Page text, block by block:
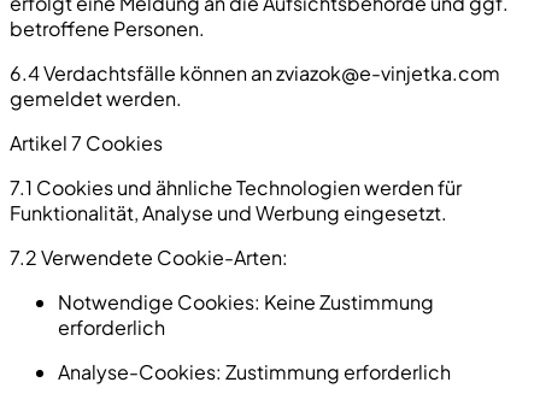
betroffene Personen.
6.4 Verdachtsfälle können anzviazok@e-vinjetka.com
gemeldet werden.
Artikel 7 Cookies
7.1 Cookies und ähnliche Technologien werden für
Funktionalität, Analyse und Werbung eingesetzt.
7.2 Verwendete Cookie-Arten:
Notwendige Cookies: Keine Zustimmung
erforderlich
Analyse-Cookies: Zustimmung erforderlich